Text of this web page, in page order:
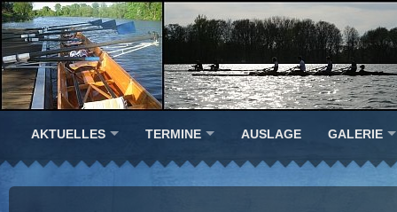
AKTUELLES TERMINE AUSLAGE GALERIE